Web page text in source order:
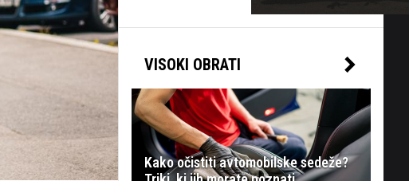
VISOKI OBRATI
Kako očistiti avtomobilske sedeže?